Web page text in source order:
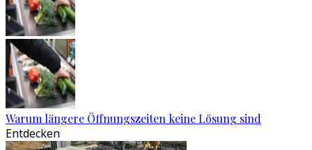
Warum längere Öffnungszeiten keine Lösung sind
Entdecken